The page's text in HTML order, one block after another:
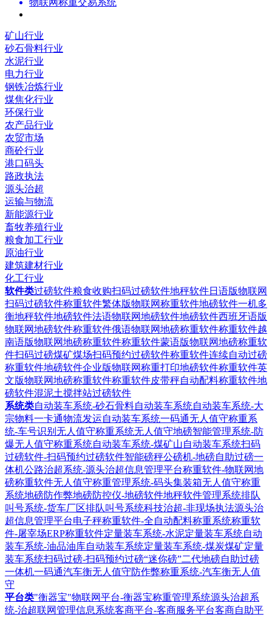
物联网称重交易系统
矿山行业
砂石骨料行业
水泥行业
电力行业
钢铁冶炼行业
煤焦化行业
环保行业
农产品行业
农贸市场
商砼行业
港口码头
路政执法
源头治超
运输与物流
新能源行业
畜牧养殖行业
粮食加工行业
原油行业
建筑建材行业
化工行业
软件类过磅软件粮食收购扫码过磅软件地秤软件日语版物联网
扫码过磅软件称重软件繁体版物联网称重软件地磅软件一机多
衡地秤软件地磅软件法语物联网地磅软件地磅软件西班牙语版
物联网地磅软件称重软件俄语物联网地磅称重软件称重软件越
南语版物联网地磅称重软件称重软件蒙语版物联网地磅称重软
件扫码过磅煤矿煤场扫码预约过磅软件称重软件连续自动过磅
称重软件地磅软件企业版物联网称重打印地磅软件称重软件英
文版物联网地磅称重软件称重软件皮带秤自动配料称重软件地
磅软件混泥土搅拌站过磅软件
系统类自动装车系统-砂石骨料自动装车系统自动装车系统-大
宗物料一卡通物流发运自动装车系统一码通无人值守称重系
统-车号识别无人值守称重系统无人值守地磅智能管理系统-防
爆无人值守称重系统自动装车系统-煤矿山自动装车系统扫码
过磅软件-扫码预约过磅软件智能磅秤公磅机-地磅自助过磅一
体机公路治超系统-源头治超信息管理平台称重软件-物联网地
磅称重软件无人值守称重管理系统-码头集装箱无人值守称重
系统地磅防作弊地磅防控仪-地磅软件地秤软件管理系统排队
叫号系统-货车厂区排队叫号系统科技治超-非现场执法源头治
超信息管理平台电子秤称重软件-全自动配料称重系统称重软
件-屠宰场ERP称重软件定量装车系统-水泥定量装车系统自动
装车系统-油品油库自动装车系统定量装车系统-煤炭煤矿定量
装车系统扫码过磅-扫码预约过磅“迷你磅”二代地磅自助过磅
一体机一码通汽车衡无人值守防作弊称重系统-汽车衡无人值
守
平台类"衡器宝"物联网平台-衡器宝称重管理系统源头治超系
统-治超联网管理信息系统客商平台-客商服务平台客商自助平